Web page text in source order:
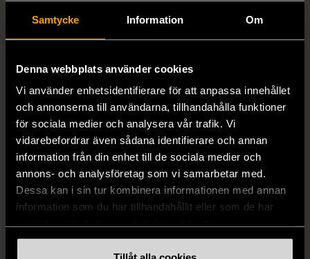
Samtycke Information Om
Denna webbplats använder cookies
Vi använder enhetsidentifierare för att anpassa innehållet
och annonserna till användarna, tillhandahålla funktioner
för sociala medier och analysera vår trafik. Vi
vidarebefordrar även sådana identifierare och annan
information från din enhet till de sociala medier och
annons- och analysföretag som vi samarbetar med.
Dessa kan i sin tur kombinera informationen med annan
information som du har tillhandahållit eller som de har
1/5
DRESSMANN
Dressmann -
Kostymbyxor med
pressveck
159 kr
1/5
BONDELID
Bondelid - Randig skjorta
- Blå vit
199 kr